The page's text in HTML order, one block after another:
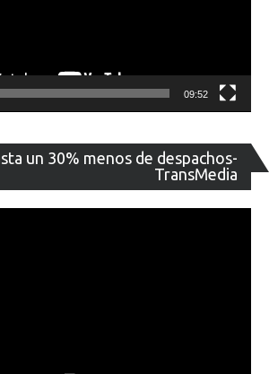
09:52
un 30% menos de despachos-
TransMedia
de